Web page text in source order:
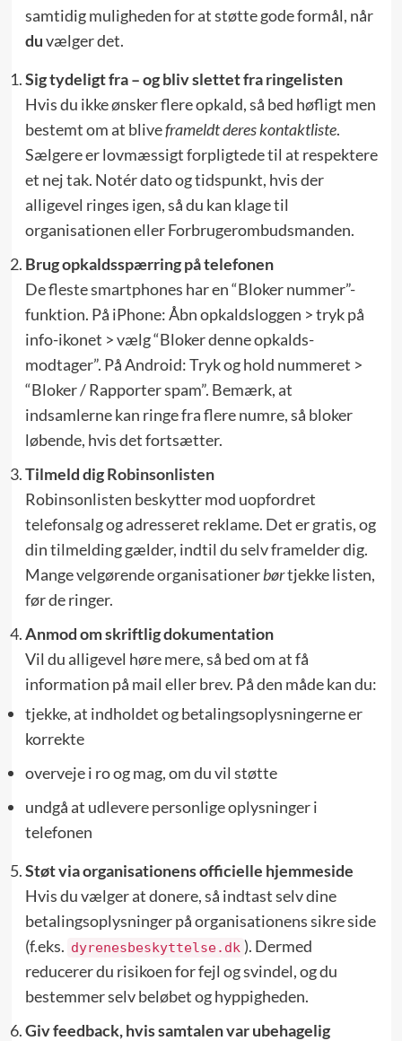
samtidig muligheden for at støtte gode formål, når
duvælger det.
Sig tydeligt fra – og bliv slettet fra ringelisten
Hvis du ikke ønsker flere opkald, så bed høfligt men
bestemt om at bliveframeldt deres kontaktliste.
Sælgere er lovmæssigt forpligtede til at respektere
et nej tak. Notér dato og tidspunkt, hvis der
alligevel ringes igen, så du kan klage til
organisationen eller Forbrugerombudsmanden.
Brug opkaldsspærring på telefonen
De fleste smartphones har en “Bloker nummer”-
funktion. På iPhone: Åbn opkaldsloggen > tryk på
info-ikonet > vælg “Bloker denne opkalds­
modtager”. På Android: Tryk og hold nummeret >
“Bloker / Rapporter spam”. Bemærk, at
indsamlerne kan ringe fra flere numre, så bloker
løbende, hvis det fortsætter.
Tilmeld digRobinsonlisten
Robinsonlisten beskytter mod uopfordret
telefonsalg og adresseret reklame. Det er gratis, og
din tilmelding gælder, indtil du selv framelder dig.
Mange velgørende organisationerbørtjekke listen,
før de ringer.
Anmod om skriftlig dokumentation
Vil du alligevel høre mere, så bed om at få
information på mail eller brev. På den måde kan du:
tjekke, at indholdet og betalings­oplysningerne er
korrekte
overveje i ro og mag, om du vil støtte
undgå at udlevere personlige oplysninger i
telefonen
Støt via organisationens officielle hjemmeside
Hvis du vælger at donere, så indtast selv dine
betalings­oplysninger på organisationens sikre side
(f.eks. dyrenesbeskyttelse.dk ). Dermed
reducerer du risikoen for fejl og svindel, og du
bestemmer selv beløbet og hyppigheden.
Giv feedback, hvis samtalen var ubehagelig